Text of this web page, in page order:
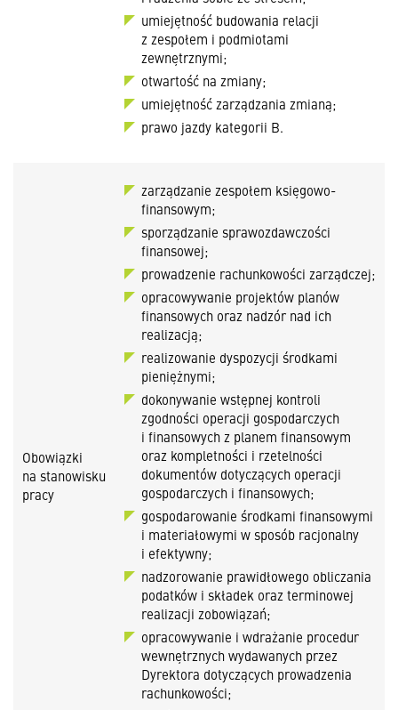
umiejętność budowania relacji
z zespołem i podmiotami
zewnętrznymi;
otwartość na zmiany;
umiejętność zarządzania zmianą;
prawo jazdy kategorii B.
Obowiązki
na stanowisku
pracy
zarządzanie zespołem księgowo-
finansowym;
sporządzanie sprawozdawczości
finansowej;
prowadzenie rachunkowości zarządczej;
opracowywanie projektów planów
finansowych oraz nadzór nad ich
realizacją;
realizowanie dyspozycji środkami
pieniężnymi;
dokonywanie wstępnej kontroli
zgodności operacji gospodarczych
i finansowych z planem finansowym
oraz kompletności i rzetelności
dokumentów dotyczących operacji
gospodarczych i finansowych;
gospodarowanie środkami finansowymi
i materiałowymi w sposób racjonalny
i efektywny;
nadzorowanie prawidłowego obliczania
podatków i składek oraz terminowej
realizacji zobowiązań;
opracowywanie i wdrażanie procedur
wewnętrznych wydawanych przez
Dyrektora dotyczących prowadzenia
rachunkowości;